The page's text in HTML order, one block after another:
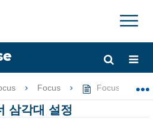
×
소 Focus Focus 레이저
삼각대 설정